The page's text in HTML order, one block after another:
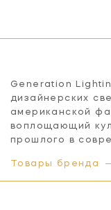
Generation
дизайнерских
американской
воплощающий
прошлого в
Товары бренда